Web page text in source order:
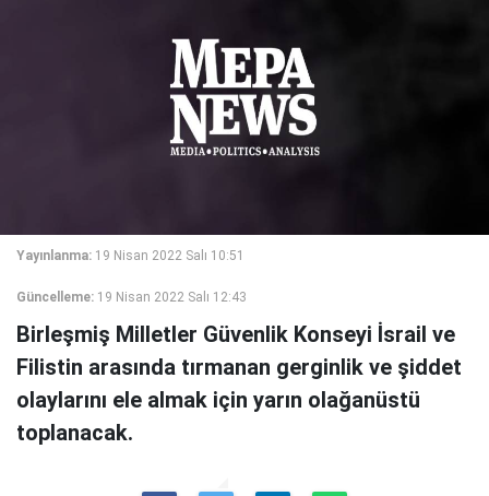
Yayınlanma: 19 Nisan 2022 Salı 10:51
Güncelleme: 19 Nisan 2022 Salı 12:43
Birleşmiş Milletler Güvenlik Konseyi İsrail ve
Filistin arasında tırmanan gerginlik ve şiddet
olaylarını ele almak için yarın olağanüstü
toplanacak.